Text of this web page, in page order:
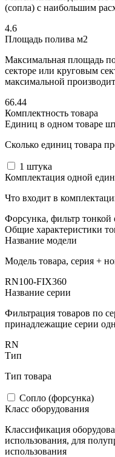
(сопла) с наибольшим
4.6
Площадь полива м2
Максимальная площадь
секторе или круговым
максимальной
66.44
Комплектность товара
Единиц в одном товаре
Сколько единиц товара
1 штука
Комплектация одной
Что входит в
Форсунка, фильтр тонкой
Общие характеристики
Название модели
Модель товара, серия +
RN100-FIX360
Название серии
Фильтрация товаров по
принадлежащие серии
RN
Тип
Тип товара
Сопло (форсунка)
Класс оборудования
Классификация
использования, для
использования